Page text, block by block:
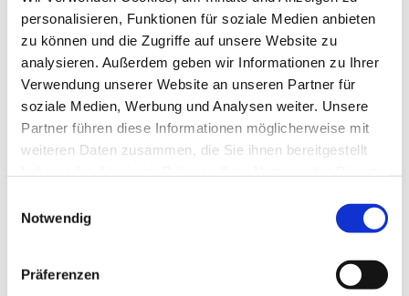
personalisieren, Funktionen für soziale Medien anbieten
zu können und die Zugriffe auf unsere Website zu
analysieren. Außerdem geben wir Informationen zu Ihrer
Verwendung unserer Website an unseren Partner für
soziale Medien, Werbung und Analysen weiter. Unsere
Partner führen diese Informationen möglicherweise mit
weiteren Daten zusammen, die Sie ihnen bereitgestellt
Notwendig
Präferenzen